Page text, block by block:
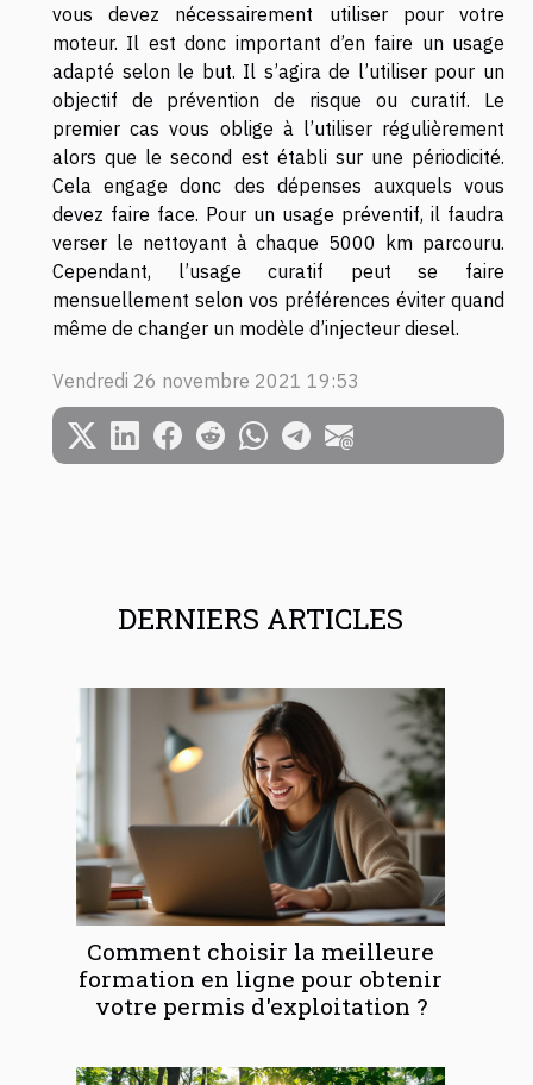
DERNIERS ARTICLES
Comment choisir la meilleure
formation en ligne pour obtenir
votre permis d'exploitation ?
vous devez nécessairement utiliser pour votre
moteur. Il est donc important d’en faire un usage
adapté selon le but. Il s’agira de l’utiliser pour un
objectif de prévention de risque ou curatif. Le
premier cas vous oblige à l’utiliser régulièrement
alors que le second est établi sur une périodicité.
Cela engage donc des dépenses auxquels vous
devez faire face. Pour un usage préventif, il faudra
verser le nettoyant à chaque 5000 km parcouru.
Cependant, l’usage curatif peut se faire
mensuellement selon vos préférences éviter quand
même de changer un modèle d’injecteur diesel.
Vendredi 26 novembre 2021 19:53